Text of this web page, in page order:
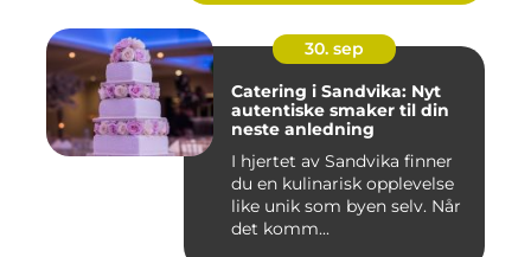
30. sep
Catering i Sandvika: Nyt
autentiske smaker til din
neste anledning
I hjertet av Sandvika finner
du en kulinarisk opplevelse
like unik som byen selv. Når
det komm...